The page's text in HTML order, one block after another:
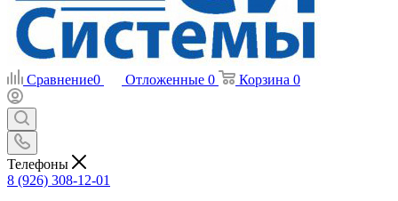
Сравнение0 Отложенные 0 Корзина 0
Телефоны
8 (926) 308-12-01